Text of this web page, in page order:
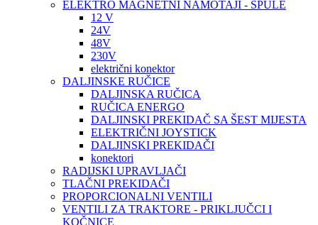
ELEKTRO MAGNETNI NAMOTAJI - ŠPULE
12 V
24V
48V
230V
električni konektor
DALJINSKE RUČICE
DALJINSKA RUČICA
RUČICA ENERGO
DALJINSKI PREKIDAČ SA ŠEST MIJESTA
ELEKTRIČNI JOYSTICK
DALJINSKI PREKIDAČI
konektori
RADIJSKI UPRAVLJAČI
TLAČNI PREKIDAČI
PROPORCIONALNI VENTILI
VENTILI ZA TRAKTORE - PRIKLJUČCI I
KOČNICE